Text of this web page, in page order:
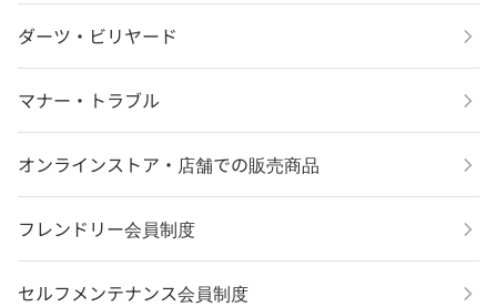
ダーツ・ビリヤード
マナー・トラブル
オンラインストア・店舗での販売商品
フレンドリー会員制度
セルフメンテナンス会員制度